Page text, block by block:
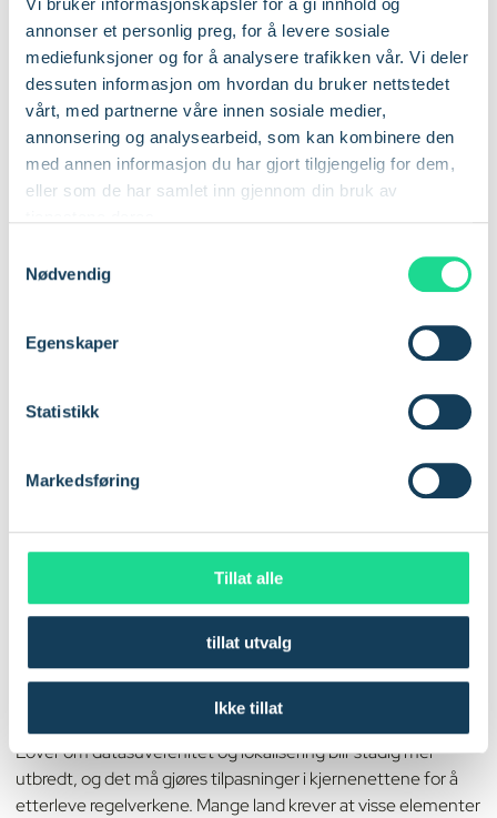
Vi bruker informasjonskapsler for å gi innhold og
annonser et personlig preg, for å levere sosiale
mediefunksjoner og for å analysere trafikken vår. Vi deler
dessuten informasjon om hvordan du bruker nettstedet
vårt, med partnerne våre innen sosiale medier,
annonsering og analysearbeid, som kan kombinere den
med annen informasjon du har gjort tilgjengelig for dem,
eller som de har samlet inn gjennom din bruk av
Nødvendig
Egenskaper
Statistikk
Markedsføring
Tillat alle
tillat utvalg
Ikke tillat
som strømbrudd eller naturkatastrofer.
Skalerbarhet
IoT-applikasjoner krever ofte skalerbare kjernenett. Et skille
mellom maskin- og programvareelementer i moderne
nettverk gjør det enklere å sikre skalerbarhet. Det meste av
Enten man utvider kapasiteten i PGW, legger til gateways
av flere servere i samme datasenter og installasjon av
Nettverksarkitektur bidrar også til skalerbarhet. En full
enheter til ulike kommunikasjonsenheter, sentraliserte noder,
svitsjer og sentraler. Denne måten å bruke flere lag på gir
mulighet for rask utvidelse ved å legge til nye enhetslag, som
igjen vi sikre skalerbarhet for ulike IoT-utplasseringer. Ønsker
du å lære mer om fremtidens muligheter innen digitalisering?
Meld deg på vårt on-demand webinar om IoT, AI og
Overholdelse av lover og regler
Lover om datasuverenitet og lokalisering blir stadig mer
utbredt, og det må gjøres tilpasninger i kjernenettene for å
etterleve regelverkene. Mange land krever at visse elementer